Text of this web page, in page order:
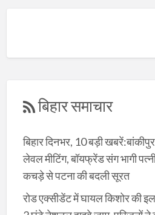
बिहार समाचार
बिहार दिनभर, 10 बड़ी
लेवल मीटिंग, बॉयफ्रेंड संग भागी
कचड़े से पटना की बदली सूरत
रोड एक्सीडेंट में घायल किशोर की